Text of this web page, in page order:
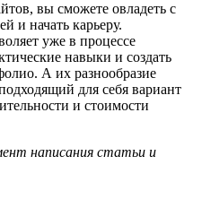
вы сможете овладеть с
и начать карьеру.
уже в процессе
навыки и создать
А их разнообразие
для себя вариант
и стоимости
написания статьи и